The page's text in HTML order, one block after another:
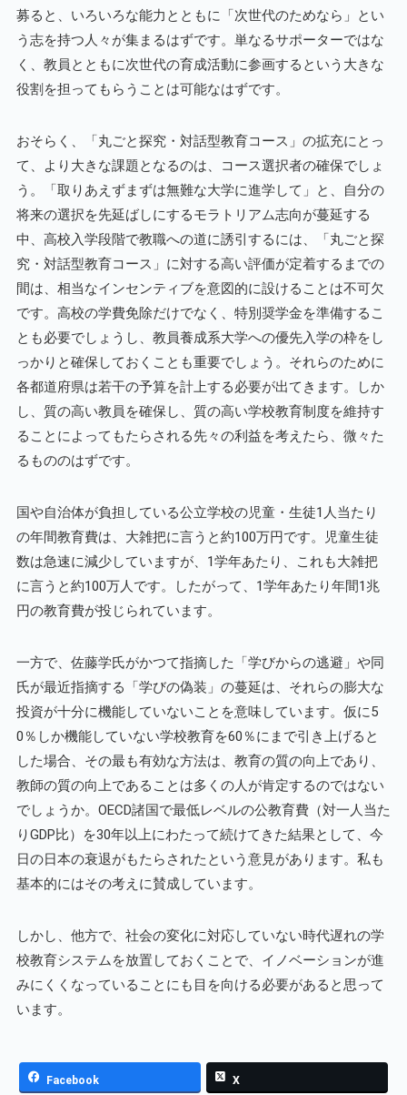
募ると、いろいろな能力とともに「次世代のためなら」とい
う志を持つ人々が集まるはずです。単なるサポーターではな
く、教員とともに次世代の育成活動に参画するという大きな
役割を担ってもらうことは可能なはずです。
おそらく、「丸ごと探究・対話型教育コース」の拡充にとっ
て、より大きな課題となるのは、コース選択者の確保でしょ
う。「取りあえずまずは無難な大学に進学して」と、自分の
将来の選択を先延ばしにするモラトリアム志向が蔓延する
中、高校入学段階で教職への道に誘引するには、「丸ごと探
究・対話型教育コース」に対する高い評価が定着するまでの
間は、相当なインセンティブを意図的に設けることは不可欠
です。高校の学費免除だけでなく、特別奨学金を準備するこ
とも必要でしょうし、教員養成系大学への優先入学の枠をし
っかりと確保しておくことも重要でしょう。それらのために
各都道府県は若干の予算を計上する必要が出てきます。しか
し、質の高い教員を確保し、質の高い学校教育制度を維持す
ることによってもたらされる先々の利益を考えたら、微々た
るもののはずです。
国や自治体が負担している公立学校の児童・生徒1人当たり
の年間教育費は、大雑把に言うと約100万円です。児童生徒
数は急速に減少していますが、1学年あたり、これも大雑把
に言うと約100万人です。したがって、1学年あたり年間1兆
円の教育費が投じられています。
一方で、佐藤学氏がかつて指摘した「学びからの逃避」や同
氏が最近指摘する「学びの偽装」の蔓延は、それらの膨大な
投資が十分に機能していないことを意味しています。仮に5
0％しか機能していない学校教育を60％にまで引き上げると
した場合、その最も有効な方法は、教育の質の向上であり、
教師の質の向上であることは多くの人が肯定するのではない
でしょうか。OECD諸国で最低レベルの公教育費（対一人当た
りGDP比）を30年以上にわたって続けてきた結果として、今
日の日本の衰退がもたらされたという意見があります。私も
基本的にはその考えに賛成しています。
しかし、他方で、社会の変化に対応していない時代遅れの学
校教育システムを放置しておくことで、イノベーションが進
みにくくなっていることにも目を向ける必要があると思って
います。
Facebook X